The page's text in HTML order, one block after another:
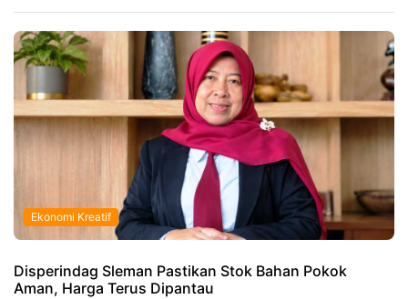
Ekonomi Kreatif
Disperindag Sleman Pastikan Stok Bahan Pokok
Aman, Harga Terus Dipantau